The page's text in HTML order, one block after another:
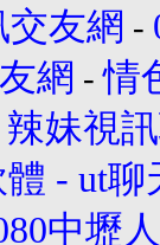
交友網 -
網 -情
辣妹視
體 - ut聊
中壢